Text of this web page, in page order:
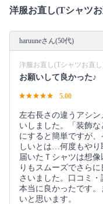
洋服お直し(Tシャツ
haruuneさん(50代)
洋服お直し(Tシャツお直
お願いして良かった♪
5.00
左右長さの違うアシ
いしました。「装飾
にすると簡単ですが
しいとは…何度もやり
届いたＴシャツは想
りもスムーズでさら
さいました。口コミ
本当に良かったです
いと思います。